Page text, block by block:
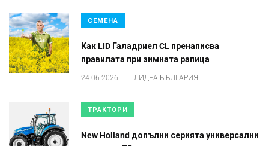
СЕМЕНА
Как LID Галадриел CL пренаписва
правилата при зимната рапица
24.06.2026 . ЛИДЕА БЪЛГАРИЯ
ТРАКТОРИ
New Holland допълни серията универсални